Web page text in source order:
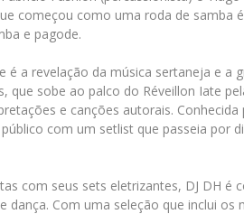
começou como uma roda de samba
e pagode.
é a revelação da música sertaneja e a
que sobe ao palco do Réveillon Iate
e canções autorais.
com um setlist que passeia por
com seus sets eletrizantes, DJ DH
dança. Com uma seleção que inclui